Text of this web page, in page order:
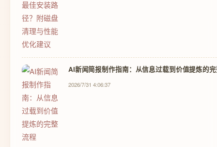
AI新闻简报制作指南：从信息过载到价值提炼的
2026/7/31 4:06:37